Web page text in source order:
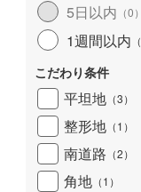
5日以内 （0）
1週間以内 （
こだわり条件
平坦地 （3）
整形地 （1 ）
南道路 （2）
角地 （1 ）